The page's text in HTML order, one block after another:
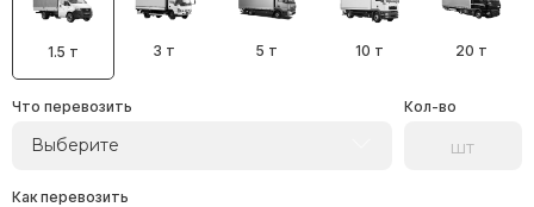
1.5 т 3 т 5 т 10 т 20 т
Что перевозить
Выберите
Кол-во
Как перевозить